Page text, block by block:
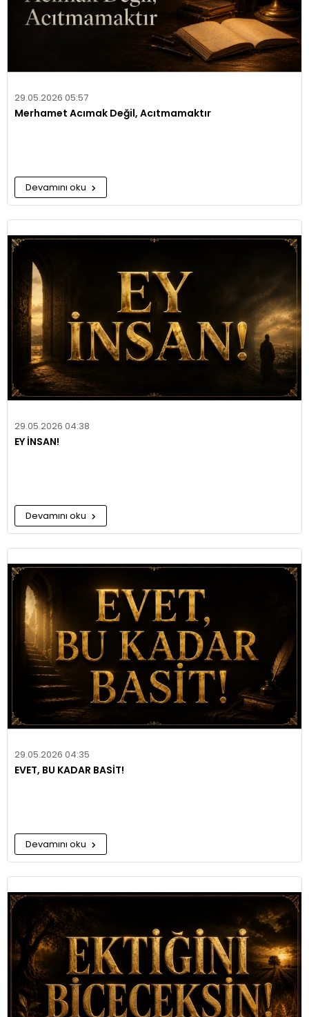
29.05.2026 05:57
Merhamet Acımak Değil, Acıtmamaktır
Devamını oku
29.05.2026 04:38
EY İNSAN!
Devamını oku
29.05.2026 04:35
EVET, BU KADAR BASİT!
Devamını oku